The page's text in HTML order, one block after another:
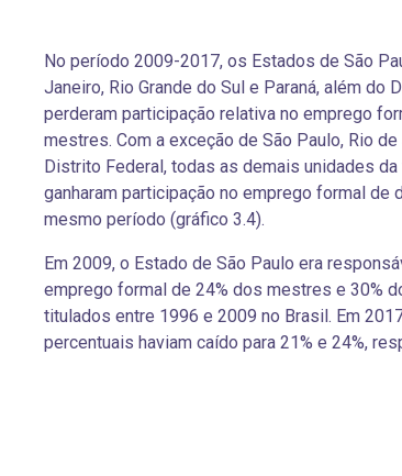
No período 2009-2017, os Estados de São
Janeiro, Rio Grande do Sul e Paraná, além do
perderam participação relativa no emprego
mestres. Com a exceção de São Paulo, Rio
Distrito Federal, todas as demais unidades
ganharam participação no emprego formal de
mesmo período (gráfico 3.4).
Em 2009, o Estado de São Paulo era
emprego formal de 24% dos mestres e 30%
titulados entre 1996 e 2009 no Brasil. Em
percentuais haviam caído para 21% e 24%,